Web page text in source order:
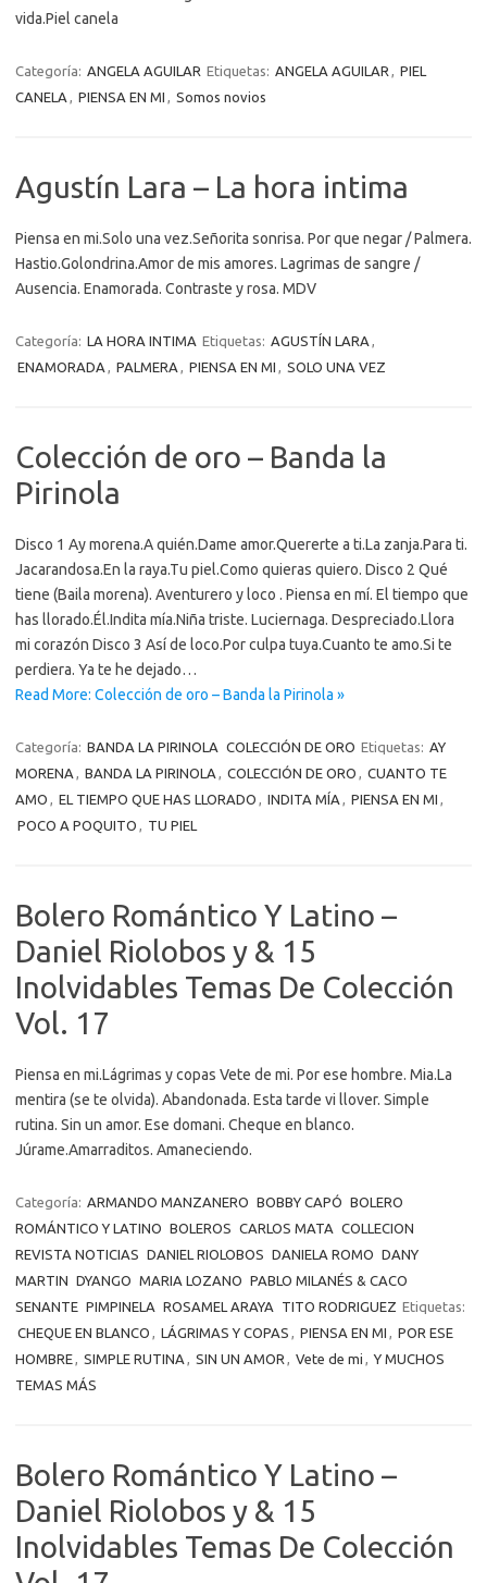
vida.Piel canela
Categoría: ANGELA AGUILAR Etiquetas: ANGELA AGUILAR , PIEL
CANELA , PIENSA EN MI , Somos novios
Agustín Lara – La hora intima
Piensa en mi.Solo una vez.Señorita sonrisa. Por que negar / Palmera.
Hastio.Golondrina.Amor de mis amores. Lagrimas de sangre /
Ausencia. Enamorada. Contraste y rosa. MDV
Categoría: LA HORA INTIMA Etiquetas: AGUSTÍN LARA ,
ENAMORADA , PALMERA , PIENSA EN MI , SOLO UNA VEZ
Colección de oro – Banda la
Pirinola
Disco 1 Ay morena.A quién.Dame amor.Quererte a ti.La zanja.Para ti.
Jacarandosa.En la raya.Tu piel.Como quieras quiero. Disco 2 Qué
tiene (Baila morena). Aventurero y loco . Piensa en mí. El tiempo que
has llorado.Él.Indita mía.Niña triste. Luciernaga. Despreciado.Llora
mi corazón Disco 3 Así de loco.Por culpa tuya.Cuanto te amo.Si te
perdiera. Ya te he dejado…
Read More: Colección de oro – Banda la Pirinola »
Categoría: BANDA LA PIRINOLA COLECCIÓN DE ORO Etiquetas: AY
MORENA , BANDA LA PIRINOLA , COLECCIÓN DE ORO , CUANTO TE
AMO , EL TIEMPO QUE HAS LLORADO , INDITA MÍA , PIENSA EN MI ,
POCO A POQUITO , TU PIEL
Bolero Romántico Y Latino –
Daniel Riolobos y & 15
Inolvidables Temas De Colección
Vol. 17
Piensa en mi.Lágrimas y copas Vete de mi. Por ese hombre. Mia.La
mentira (se te olvida). Abandonada. Esta tarde vi llover. Simple
rutina. Sin un amor. Ese domani. Cheque en blanco.
Júrame.Amarraditos. Amaneciendo.
Categoría: ARMANDO MANZANERO BOBBY CAPÓ BOLERO
ROMÁNTICO Y LATINO BOLEROS CARLOS MATA COLLECION
REVISTA NOTICIAS DANIEL RIOLOBOS DANIELA ROMO DANY
MARTIN DYANGO MARIA LOZANO PABLO MILANÉS & CACO
SENANTE PIMPINELA ROSAMEL ARAYA TITO RODRIGUEZ Etiquetas:
CHEQUE EN BLANCO , LÁGRIMAS Y COPAS , PIENSA EN MI , POR ESE
HOMBRE, SIMPLE RUTINA , SIN UN AMOR , Vete de mi , Y MUCHOS
TEMAS MÁS
Bolero Romántico Y Latino –
Daniel Riolobos y & 15
Inolvidables Temas De Colección